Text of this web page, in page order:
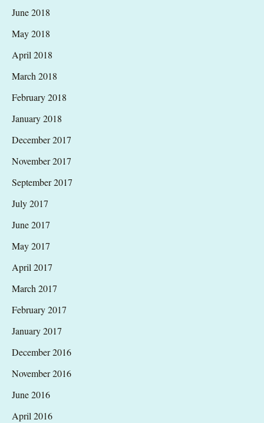
June 2018
May 2018
April 2018
March 2018
February 2018
January 2018
December 2017
November 2017
September 2017
July 2017
June 2017
May 2017
April 2017
March 2017
February 2017
January 2017
December 2016
November 2016
June 2016
April 2016